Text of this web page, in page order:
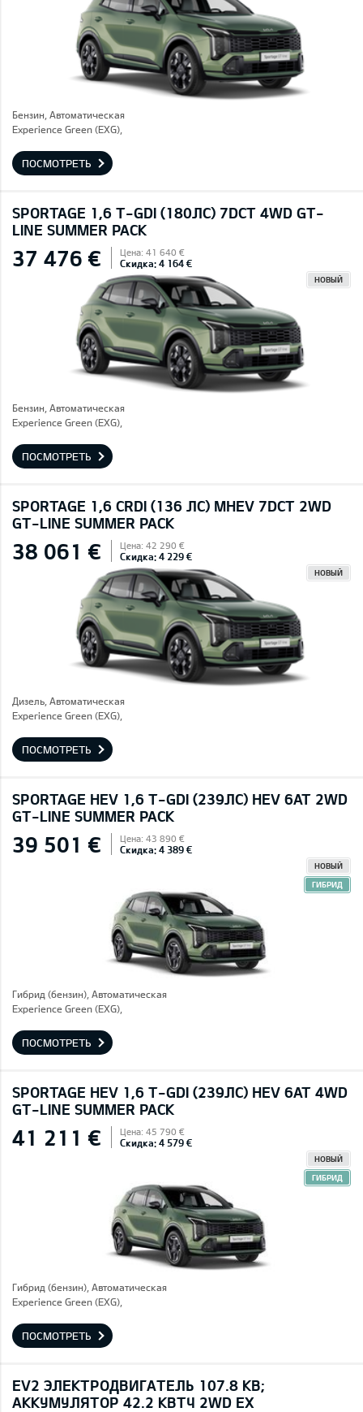
Бензин, Автоматическая
Experience Green (EXG),
ПОСМОТРЕТЬ
SPORTAGE 1,6 T-GDI (180ЛС) 7DCT 4WD GT-
LINE SUMMER PACK
37 476 € Цена: 41 640 €
Скидка: 4 164 €
НОВЫЙ
Бензин, Автоматическая
Experience Green (EXG),
ПОСМОТРЕТЬ
SPORTAGE 1,6 CRDI (136 ЛС) MHEV 7DCT 2WD
GT-LINE SUMMER PACK
38 061 € Цена: 42 290 €
Скидка: 4 229 €
НОВЫЙ
Дизель, Автоматическая
Experience Green (EXG),
ПОСМОТРЕТЬ
SPORTAGE HEV 1,6 T-GDI (239ЛС) HEV 6AT 2WD
GT-LINE SUMMER PACK
39 501 € Цена: 43 890 €
Скидка: 4 389 €
НОВЫЙ
ГИБРИД
Гибрид (бензин), Автоматическая
Experience Green (EXG),
ПОСМОТРЕТЬ
SPORTAGE HEV 1,6 T-GDI (239ЛС) HEV 6AT 4WD
GT-LINE SUMMER PACK
41 211 € Цена: 45 790 €
Скидка: 4 579 €
НОВЫЙ
ГИБРИД
Гибрид (бензин), Автоматическая
Experience Green (EXG),
ПОСМОТРЕТЬ
EV2 ЭЛЕКТРОДВИГАТЕЛЬ 107.8 КВ;
AККУМУЛЯТОР 42.2 КВТЧ 2WD EX